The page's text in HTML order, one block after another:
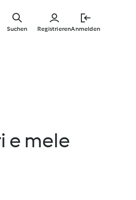
RegistrierenAnmelden
Suchen
e mele